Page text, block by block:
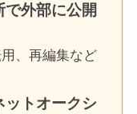
外部に公開
、再編集など
ットオークシ